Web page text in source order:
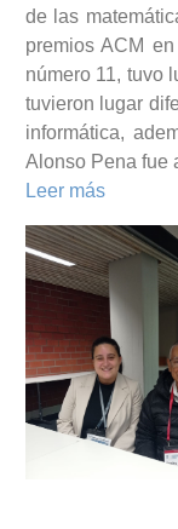
de las
premios ACM
número 11, tuvo
tuvieron lugar
informática,
Alonso Pena fue
Leer más